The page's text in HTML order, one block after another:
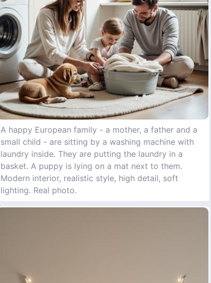
A happy European family - a mother, a father and a
small child - are sitting by a washing machine with
laundry inside. They are putting the laundry in a
basket. A puppy is lying on a mat next to them.
Modern interior, realistic style, high detail, soft
lighting. Real photo.